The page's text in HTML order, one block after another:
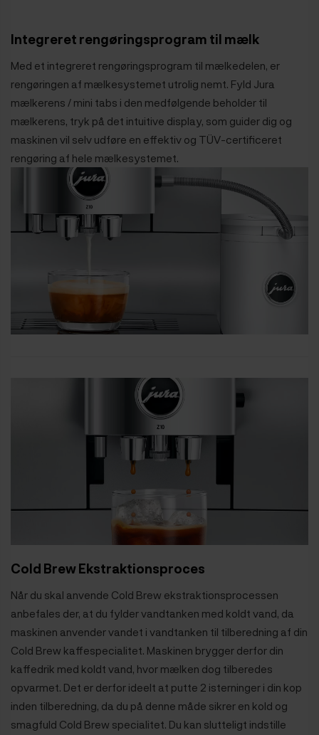
Integreret rengøringsprogram til mælk
Med et integreret rengøringsprogram til mælkedelen, er
rengøringen af mælkesystemet utrolig nemt. Fyld Jura
mælkerens / mini tabs i den medfølgende beholder til
mælkerens, tryk på det intuitive display, som guider dig og
maskinen vil selv udføre en effektiv og TÜV-certificeret
rengøring af hele mælkesystemet.
Cold Brew Ekstraktionsproces
Når du skal anvende Cold Brew ekstraktionsprocessen
anbefales der, at du fylder vandtanken med koldt vand, da
maskinen anvender vandet i vandtanken til tilberedning af din
Cold Brew kaffespecialitet. Maskinen brygger derfor din
kaffedrik med koldt vand, hvor mælken dog tilberedes
opvarmet. Det er derfor ideelt at putte 2 isterninger i din kop
inden tilberedning, da du på denne måde sikrer en kold og
smagfuld Cold Brew specialitet. Du kan slutteligt indstille